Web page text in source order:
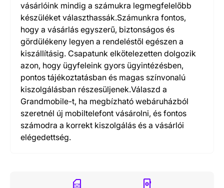
vásárlóink mindig a számukra legmegfelelőbb
készüléket választhassák.Számunkra fontos,
hogy a vásárlás egyszerű, biztonságos és
gördülékeny legyen a rendeléstől egészen a
kiszállításig. Csapatunk elkötelezetten dolgozik
azon, hogy ügyfeleink gyors ügyintézésben,
pontos tájékoztatásban és magas színvonalú
kiszolgálásban részesüljenek.Válaszd a
Grandmobile-t, ha megbízható webáruházból
szeretnél új mobiltelefont vásárolni, és fontos
számodra a korrekt kiszolgálás és a vásárlói
elégedettség.